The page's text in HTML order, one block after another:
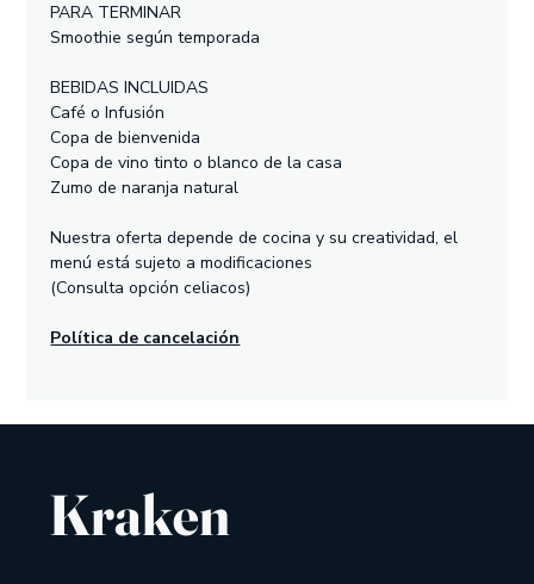
PARA TERMINAR
Smoothie según temporada
BEBIDAS INCLUIDAS
Café o Infusión
Copa de bienvenida
Copa de vino tinto o blanco de la casa
Zumo de naranja natural
Nuestra oferta depende de cocina y su creatividad, el
menú está sujeto a modificaciones
(Consulta opción celiacos)
Política de cancelación
Kraken